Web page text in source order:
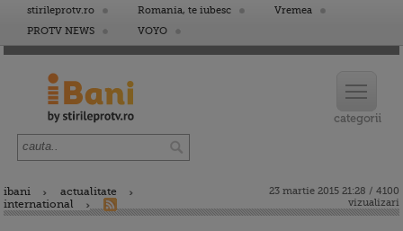
stirileprotv.ro Romania, te iubesc
Vremea
PROTV NEWS
VOYO
ibani
actualitate
international
23 martie 2015 21:28 / 4100
vizualizari